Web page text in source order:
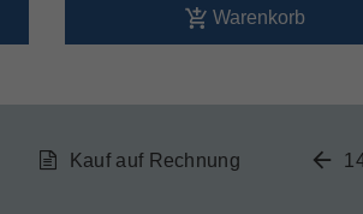
Warenkorb
Kauf auf Rechnung